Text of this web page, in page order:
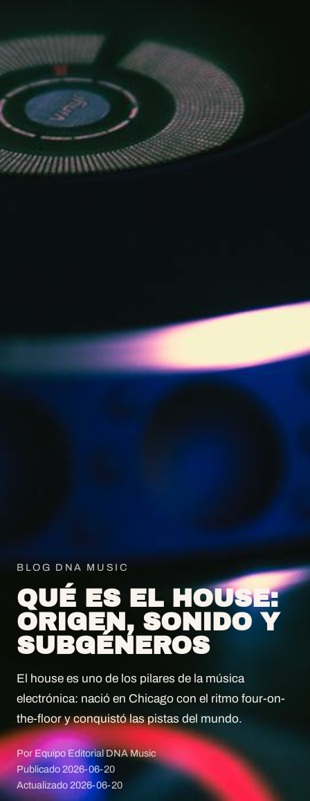
BLOG DNA MUSIC
QUÉ ES EL HOUSE:
ORIGEN, SONIDO Y
SUBGÉNEROS
El house es uno de los pilares de la música
electrónica: nació en Chicago con el ritmo four-on-
the-floor y conquistó las pistas del mundo.
Por Equipo Editorial DNA Music
Publicado 2026-06-20
Actualizado 2026-06-20